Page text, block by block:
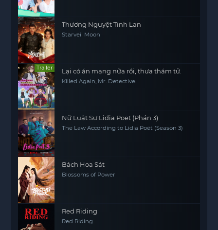
Thương Nguyệt Tinh Lan
Starveil Moon
Trailer Lại có án mạng nữa rồi, thưa thám tử.
Killed Again, Mr. Detective.
Nữ Luật Sư Lidia Poët (Phần 3)
The Law According to Lidia Poët (Season 3)
Bách Hoa Sát
Blossoms of Power
Red Riding
Red Riding